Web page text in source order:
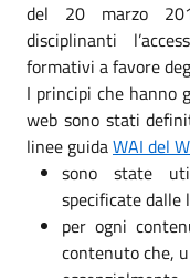
del 20 marzo
disciplinanti
formativi a favore
I principi che hanno
web sono stati
linee guidaWAI del
sono state
specificate dalle
per ogni
contenuto che,